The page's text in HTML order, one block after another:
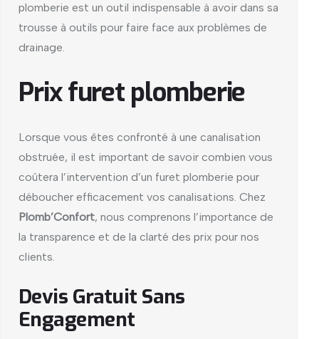
plomberie est un outil indispensable à avoir dans sa
trousse à outils pour faire face aux problèmes de
drainage.
Prix furet plomberie
Lorsque vous êtes confronté à une canalisation
obstruée, il est important de savoir combien vous
coûtera l’intervention d’un furet plomberie pour
déboucher efficacement vos canalisations. Chez
Plomb’Confort, nous comprenons l’importance de
la transparence et de la clarté des prix pour nos
clients.
Devis Gratuit Sans
Engagement